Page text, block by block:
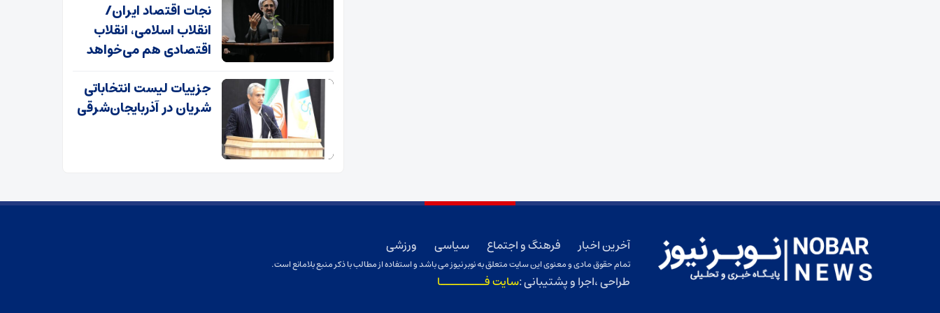
نجات اقتصاد ایران/
انقلاب اسلامی، انقلاب
اقتصادی هم می‌خواهد
جزییات لیست انتخاباتی
شریان در آذربایجان‌شرقی
آخرین اخبار فرهنگ و اجتماع سیاسی ورزشی
تمام حقوق مادی و معنوی این سایت متعلق به نوبر نیوز می باشد و استفاده از مطالب با ذکر منبع بلامانع است.
طراحی ،اجرا و پشتیبانی :سایت فـــــــــا